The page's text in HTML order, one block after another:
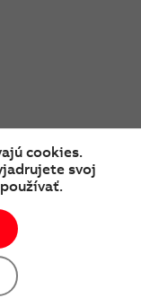
cookies.
svoj